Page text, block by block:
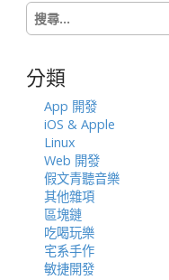
搜
尋
字:
分類
App 開發
iOS & Apple
Linux
Web 開發
假文青聽音樂
其他雜項
區塊鏈
吃喝玩樂
宅系手作
敏捷開發